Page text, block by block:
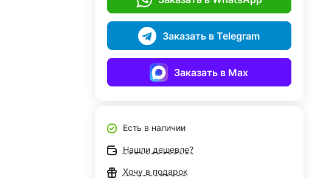
Заказать в Telegram
Заказать в Max
Есть в наличии
Нашли дешевле?
Хочу в подарок